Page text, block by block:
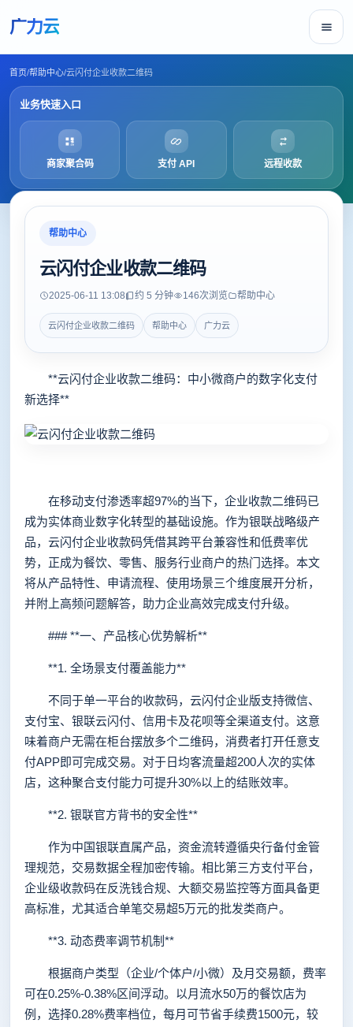
广力云
首页/帮助中心/云闪付企业收款二维码
业务快速入口
商家聚合码 支付 API 远程收款
帮助中心
云闪付企业收款二维码
2025-06-11 13:08 约 5 分钟 146次浏览 帮助中心
云闪付企业收款二维码 帮助中心 广力云
**云闪付企业收款二维码：中小微商户的数字化支付
新选择**
在移动支付渗透率超97%的当下，企业收款二维码已
成为实体商业数字化转型的基础设施。作为银联战略级产
品，云闪付企业收款码凭借其跨平台兼容性和低费率优
势，正成为餐饮、零售、服务行业商户的热门选择。本文
将从产品特性、申请流程、使用场景三个维度展开分析，
并附上高频问题解答，助力企业高效完成支付升级。
### **一、产品核心优势解析**
**1. 全场景支付覆盖能力**
不同于单一平台的收款码，云闪付企业版支持微信、
支付宝、银联云闪付、信用卡及花呗等全渠道支付。这意
味着商户无需在柜台摆放多个二维码，消费者打开任意支
付APP即可完成交易。对于日均客流量超200人次的实体
店，这种聚合支付能力可提升30%以上的结账效率。
**2. 银联官方背书的安全性**
作为中国银联直属产品，资金流转遵循央行备付金管
理规范，交易数据全程加密传输。相比第三方支付平台，
企业级收款码在反洗钱合规、大额交易监控等方面具备更
高标准，尤其适合单笔交易超5万元的批发类商户。
**3. 动态费率调节机制**
根据商户类型（企业/个体户/小微）及月交易额，费率
可在0.25%-0.38%区间浮动。以月流水50万的餐饮店为
例，选择0.28%费率档位，每月可节省手续费1500元，较